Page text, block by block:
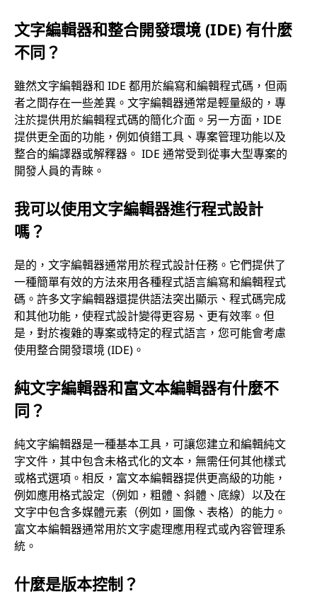
文字編輯器和整合開發環境 (IDE) 有什麼
不同？
雖然文字編輯器和 IDE 都用於編寫和編輯程式碼，但兩
者之間存在一些差異。文字編輯器通常是輕量級的，專
注於提供用於編輯程式碼的簡化介面。另一方面，IDE
提供更全面的功能，例如偵錯工具、專案管理功能以及
整合的編譯器或解釋器。 IDE 通常受到從事大型專案的
開發人員的青睞。
我可以使用文字編輯器進行程式設計
嗎？
是的，文字編輯器通常用於程式設計任務。它們提供了
一種簡單有效的方法來用各種程式語言編寫和編輯程式
碼。許多文字編輯器還提供語法突出顯示、程式碼完成
和其他功能，使程式設計變得更容易、更有效率。但
是，對於複雜的專案或特定的程式語言，您可能會考慮
使用整合開發環境 (IDE)。
純文字編輯器和富文本編輯器有什麼不
同？
純文字編輯器是一種基本工具，可讓您建立和編輯純文
字文件，其中包含未格式化的文本，無需任何其他樣式
或格式選項。相反，富文本編輯器提供更高級的功能，
例如應用格式設定（例如，粗體、斜體、底線）以及在
文字中包含多媒體元素（例如，圖像、表格）的能力。
富文本編輯器通常用於文字處理應用程式或內容管理系
統。
什麼是版本控制？